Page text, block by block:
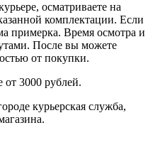
осматриваете на
комплектации. Если
примерка. Время осмотра и
После вы можете
от покупки.
от 3000 рублей.
курьерская служба,